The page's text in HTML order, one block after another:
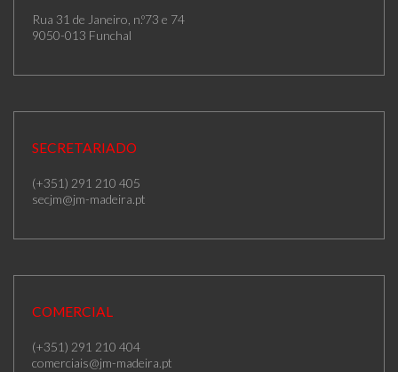
Rua 31 de Janeiro, n.º73 e 74
9050-013 Funchal
SECRETARIADO
(+351) 291 210 405
secjm@jm-madeira.pt
COMERCIAL
(+351) 291 210 404
comerciais@jm-madeira.pt